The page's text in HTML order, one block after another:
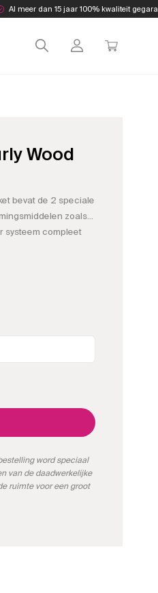
Al meer dan 15 jaar 100% kwaliteit
Wood
bevat de 2 speciale
zoals
systeem compleet
word speciaal
van de daadwerkelijke
ruimte voor een groot